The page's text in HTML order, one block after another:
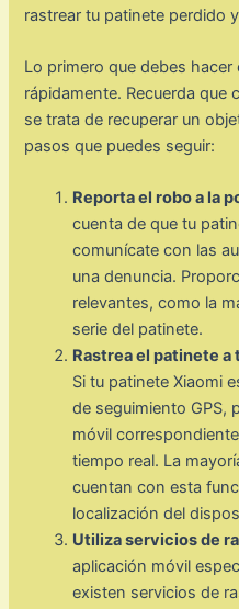
rastrear tu patinete perdido
Lo primero que debes
rápidamente. Recuerda que
se trata de recuperar un
pasos que puedes seguir:
Reporta el robo a la
cuenta de que tu
comunícate con las
una denuncia.
relevantes, como la
serie del patinete.
Rastrea el patinete
Si tu patinete Xiaomi
de seguimiento GPS,
móvil
tiempo real. La
cuentan con esta
localización del
Utiliza servicios de
aplicación móvil
existen servicios de